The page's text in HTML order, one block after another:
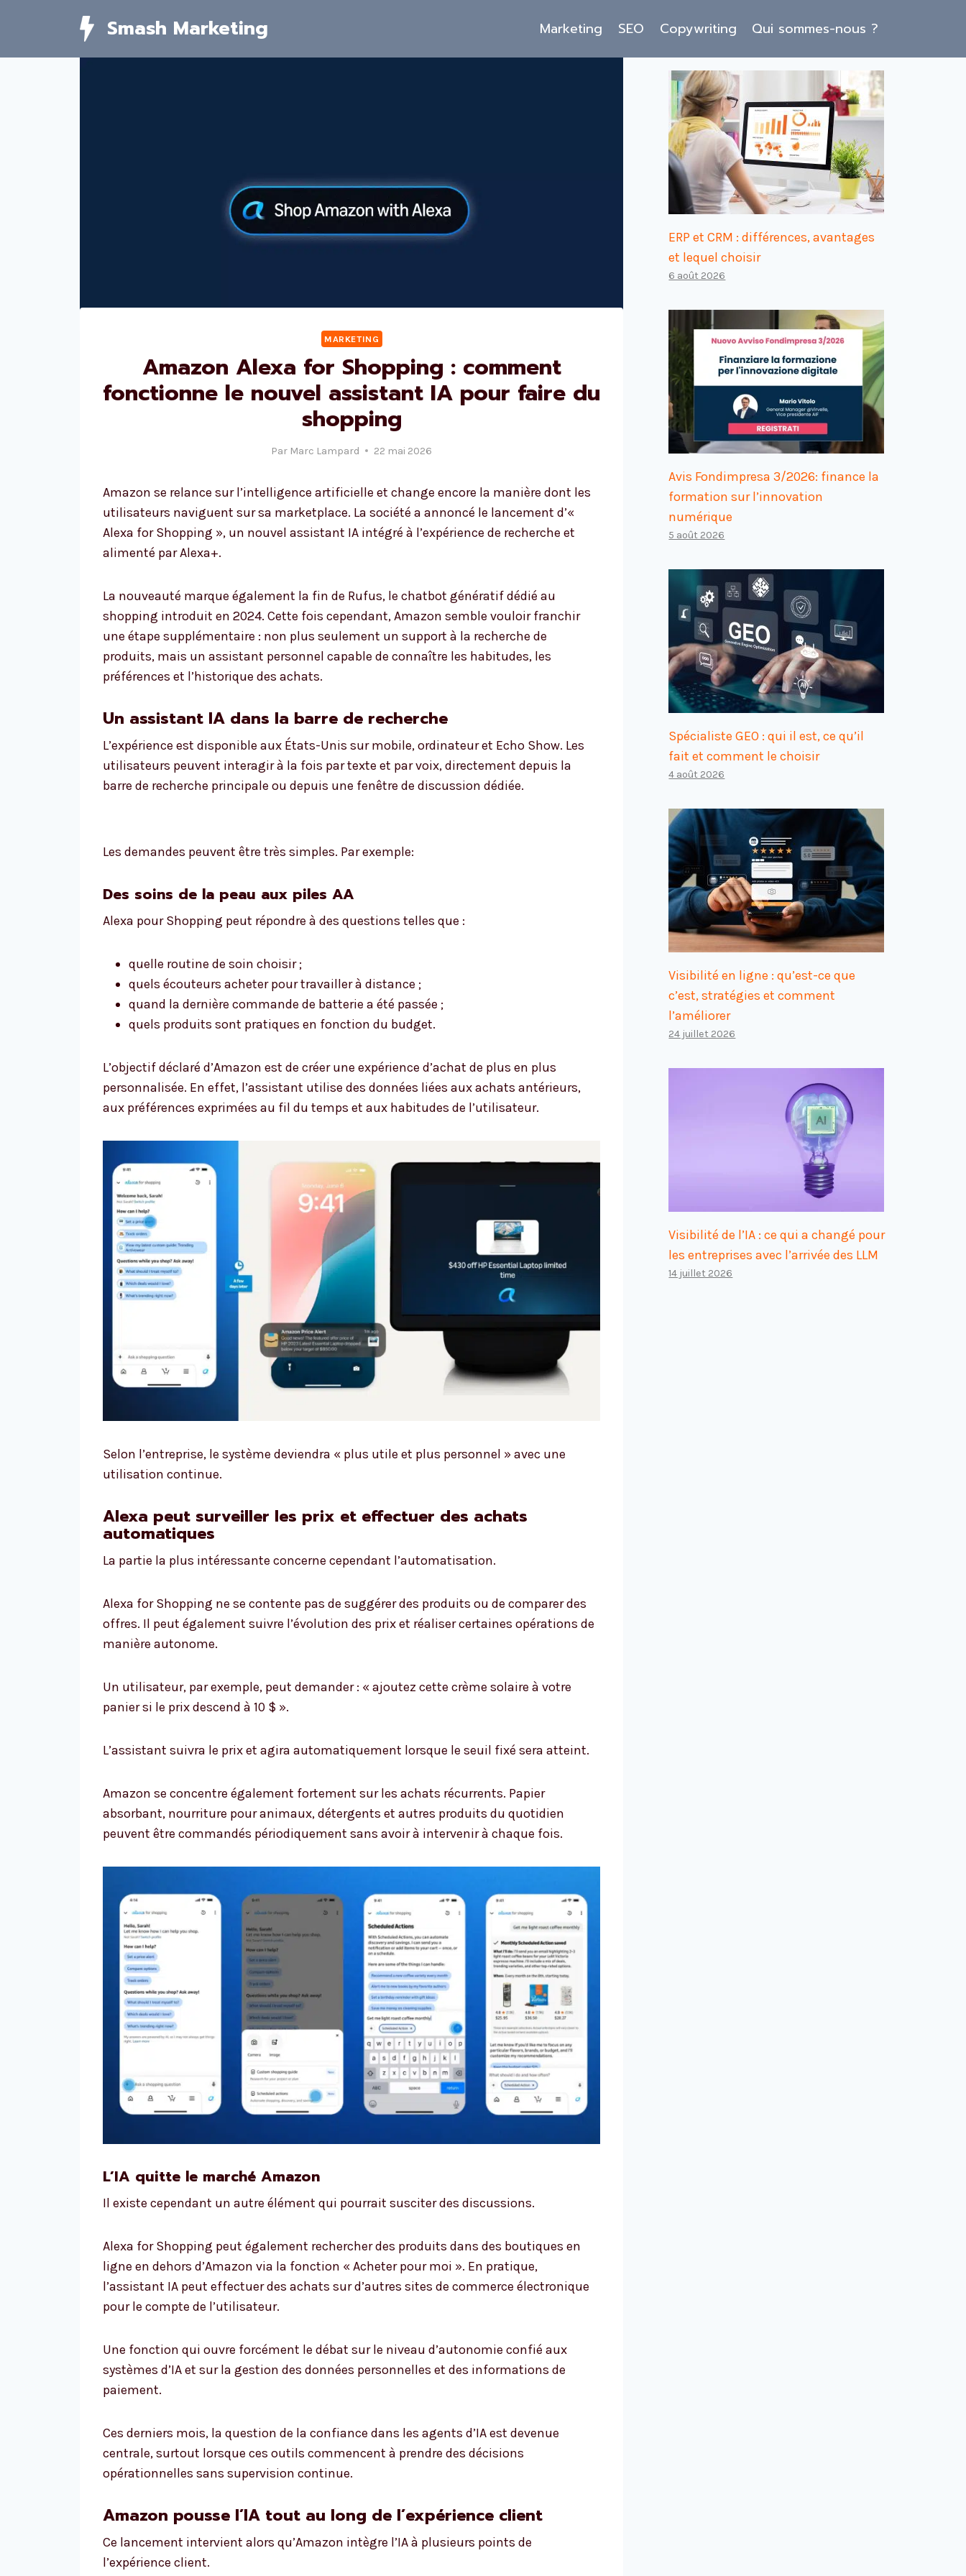
Smash Marketing Marketing SEO Copywriting Qui sommes-nous ?
MARKETING
Amazon Alexa for Shopping : comment
fonctionne le nouvel assistant IA pour faire du
shopping
Par Marc Lampard 22 mai 2026
Amazon se relance sur l’intelligence artificielle et change encore la manière dont les
utilisateurs naviguent sur sa marketplace. La société a annoncé le lancement d’«
Alexa for Shopping », un nouvel assistant IA intégré à l’expérience de recherche et
alimenté par Alexa+.
La nouveauté marque également la fin de Rufus, le chatbot génératif dédié au
shopping introduit en 2024. Cette fois cependant, Amazon semble vouloir franchir
une étape supplémentaire : non plus seulement un support à la recherche de
produits, mais un assistant personnel capable de connaître les habitudes, les
préférences et l’historique des achats.
Un assistant IA dans la barre de recherche
L’expérience est disponible aux États-Unis sur mobile, ordinateur et Echo Show. Les
utilisateurs peuvent interagir à la fois par texte et par voix, directement depuis la
barre de recherche principale ou depuis une fenêtre de discussion dédiée.
Les demandes peuvent être très simples. Par exemple:
Des soins de la peau aux piles AA
Alexa pour Shopping peut répondre à des questions telles que :
quelle routine de soin choisir ;
quels écouteurs acheter pour travailler à distance ;
quand la dernière commande de batterie a été passée ;
quels produits sont pratiques en fonction du budget.
L’objectif déclaré d’Amazon est de créer une expérience d’achat de plus en plus
personnalisée. En effet, l’assistant utilise des données liées aux achats antérieurs,
aux préférences exprimées au fil du temps et aux habitudes de l’utilisateur.
Selon l’entreprise, le système deviendra « plus utile et plus personnel » avec une
utilisation continue.
Alexa peut surveiller les prix et effectuer des achats
automatiques
La partie la plus intéressante concerne cependant l’automatisation.
Alexa for Shopping ne se contente pas de suggérer des produits ou de comparer des
offres. Il peut également suivre l’évolution des prix et réaliser certaines opérations de
manière autonome.
Un utilisateur, par exemple, peut demander : « ajoutez cette crème solaire à votre
panier si le prix descend à 10 $ ».
L’assistant suivra le prix et agira automatiquement lorsque le seuil fixé sera atteint.
Amazon se concentre également fortement sur les achats récurrents. Papier
absorbant, nourriture pour animaux, détergents et autres produits du quotidien
peuvent être commandés périodiquement sans avoir à intervenir à chaque fois.
L’IA quitte le marché Amazon
Il existe cependant un autre élément qui pourrait susciter des discussions.
Alexa for Shopping peut également rechercher des produits dans des boutiques en
ligne en dehors d’Amazon via la fonction « Acheter pour moi ». En pratique,
l’assistant IA peut effectuer des achats sur d’autres sites de commerce électronique
pour le compte de l’utilisateur.
Une fonction qui ouvre forcément le débat sur le niveau d’autonomie confié aux
systèmes d’IA et sur la gestion des données personnelles et des informations de
paiement.
Ces derniers mois, la question de la confiance dans les agents d’IA est devenue
centrale, surtout lorsque ces outils commencent à prendre des décisions
opérationnelles sans supervision continue.
Amazon pousse l’IA tout au long de l’expérience client
Ce lancement intervient alors qu’Amazon intègre l’IA à plusieurs points de
l’expérience client.
ERP et CRM : différences, avantages
et lequel choisir
6 août 2026
Avis Fondimpresa 3/2026: finance la
formation sur l’innovation
numérique
5 août 2026
Spécialiste GEO : qui il est, ce qu’il
fait et comment le choisir
4 août 2026
Visibilité en ligne : qu’est-ce que
c’est, stratégies et comment
l’améliorer
24 juillet 2026
Visibilité de l’IA : ce qui a changé pour
les entreprises avec l’arrivée des LLM
14 juillet 2026